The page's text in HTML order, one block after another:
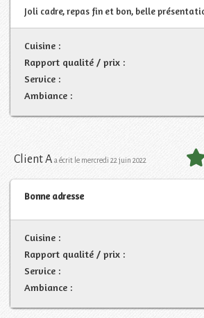
Joli cadre, repas fin et bon, belle
Cuisine :
Rapport qualité / prix :
Service :
Ambiance :
Client A a écrit le mercredi 22 juin 2022
Bonne adresse
Cuisine :
Rapport qualité / prix :
Service :
Ambiance :